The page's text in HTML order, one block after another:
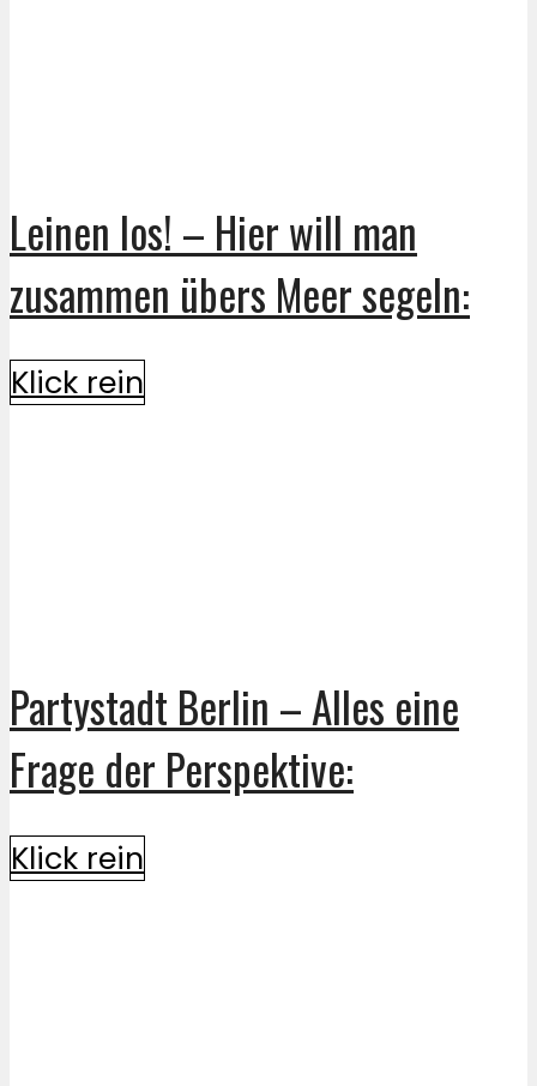
Leinen los! – Hier will man
zusammen übers Meer segeln:
Klick rein
Partystadt Berlin – Alles eine
Frage der Perspektive:
Klick rein